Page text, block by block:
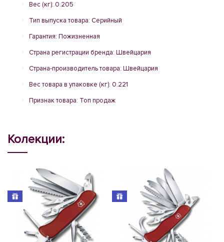
Вес (кг): 0.205
Тип выпуска товара: Серийный
Гарантия: Пожизненная
Страна регистрации бренда: Швейцария
Страна-производитель товара: Швейцария
Вес товара в упаковке (кг): 0.221
Признак товара: Топ продаж
Колекции: